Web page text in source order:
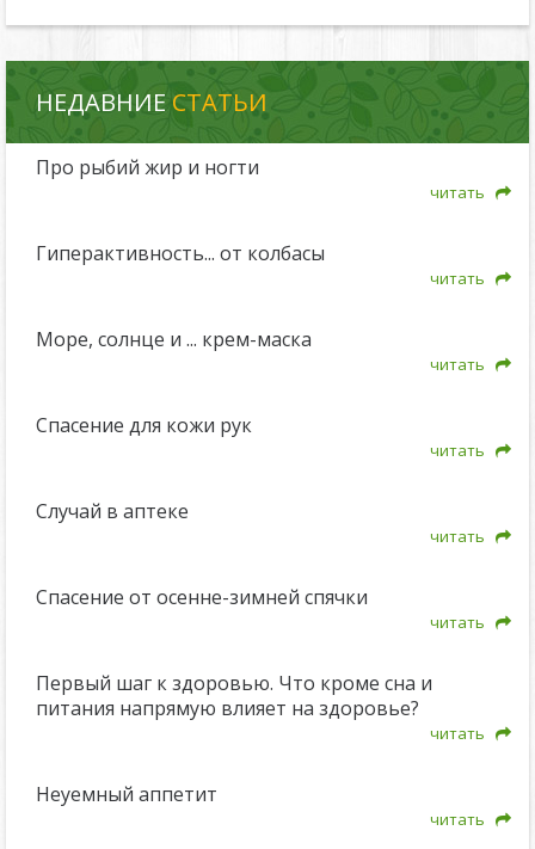
НЕДАВНИЕ СТАТЬИ
Про рыбий жир и ногти
читать
Гиперактивность... от колбасы
читать
Море, солнце и ... крем-маска
читать
Спасение для кожи рук
читать
Случай в аптеке
читать
Спасение от осенне-зимней спячки
читать
Первый шаг к здоровью. Что кроме сна и
питания напрямую влияет на здоровье?
читать
Неуемный аппетит
читать